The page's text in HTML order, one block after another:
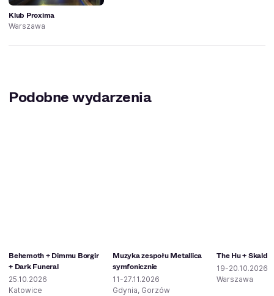
Klub Proxima
Warszawa
Podobne wydarzenia
Behemoth + Dimmu Borgir
+ Dark Funeral
25.10.2026
Katowice
Muzyka zespołu Metallica
symfonicznie
11-27.11.2026
Gdynia, Gorzów
The Hu + Skald
19-20.10.2026
Warszawa